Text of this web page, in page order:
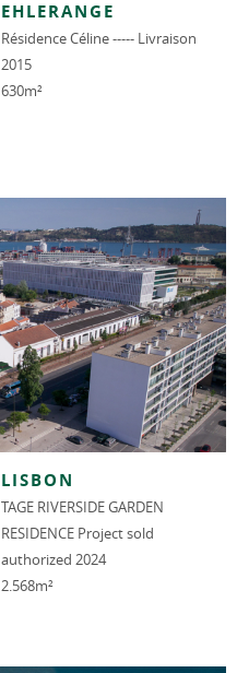
EHLERANGE
Résidence Céline ----- Livraison
2015
630m²
LISBON
TAGE RIVERSIDE GARDEN
RESIDENCE Project sold
authorized 2024
2.568m²